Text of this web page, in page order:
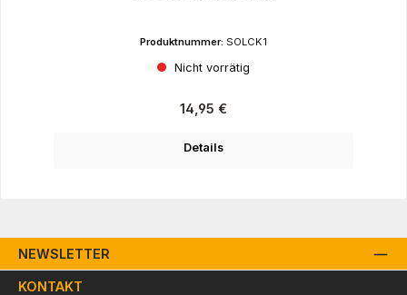
Produktnummer: SOLCK1
Nicht vorrätig
Regulärer Preis:
14,95 €
Details
NEWSLETTER
KONTAKT